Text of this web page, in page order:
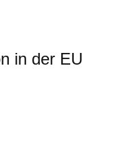
in der EU